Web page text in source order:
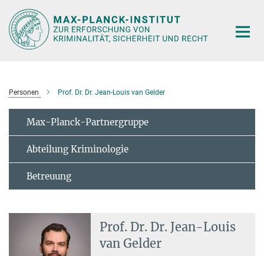
Hauptinhalt
Personen Prof. Dr. Dr. Jean-Louis van Gelder
Max-Planck-Partnergruppe
Abteilung Kriminologie
Betreuung
Prof. Dr. Dr. Jean-Louis
van Gelder